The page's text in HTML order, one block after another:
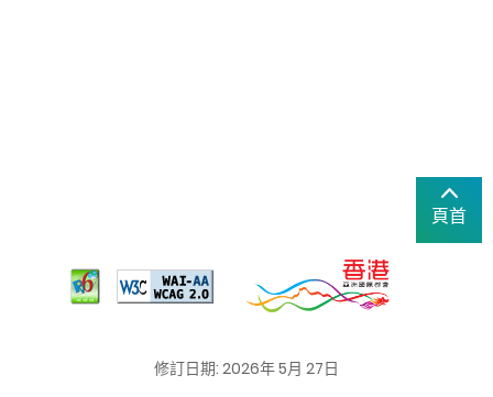
頁首
修訂日期: 2026年 5月 27日